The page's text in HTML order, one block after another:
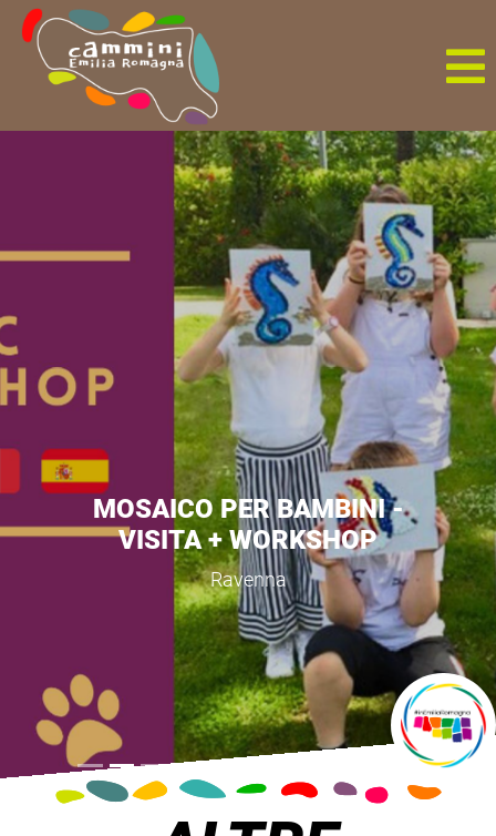
CREA IL TUO GIOIELLO -
VISITA + LABORATORIO
Ravenna